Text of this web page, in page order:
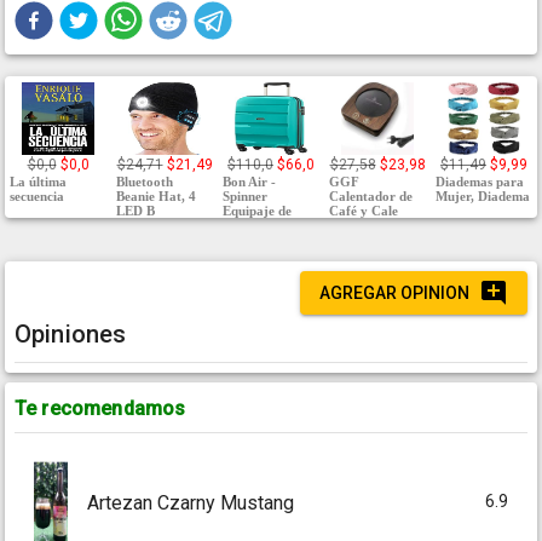
$0,0 $0,0
La última
secuencia
$24,71 $21,49
Bluetooth
Beanie Hat, 4
LED B
$110,0 $66,0
Bon Air -
Spinner
Equipaje de
$27,58 $23,98
GGF
Calentador de
Café y Cale
$11,49 $9,99
Diademas para
Mujer, Diadema
AGREGAR OPINION
Opiniones
Te recomendamos
Artezan Czarny Mustang 6.9